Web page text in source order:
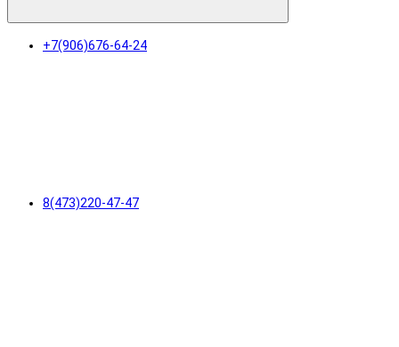
+7(906)676-64-24
8(473)220-47-47